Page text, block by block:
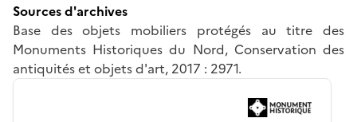
Sources d'archives
Base des objets mobiliers protégés au titre des
Monuments Historiques du Nord, Conservation des
antiquités et objets d'art, 2017 : 2971.